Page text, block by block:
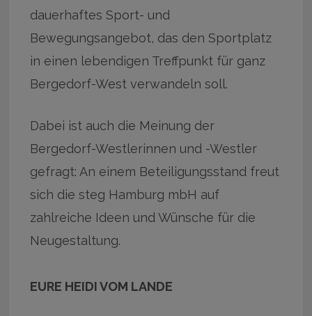
dauerhaftes Sport- und
Bewegungsangebot, das den Sportplatz
in einen lebendigen Treffpunkt für ganz
Bergedorf-West verwandeln soll.
Dabei ist auch die Meinung der
Bergedorf-Westlerinnen und -Westler
gefragt: An einem Beteiligungsstand freut
sich die steg Hamburg mbH auf
zahlreiche Ideen und Wünsche für die
Neugestaltung.
EURE HEIDI VOM LANDE